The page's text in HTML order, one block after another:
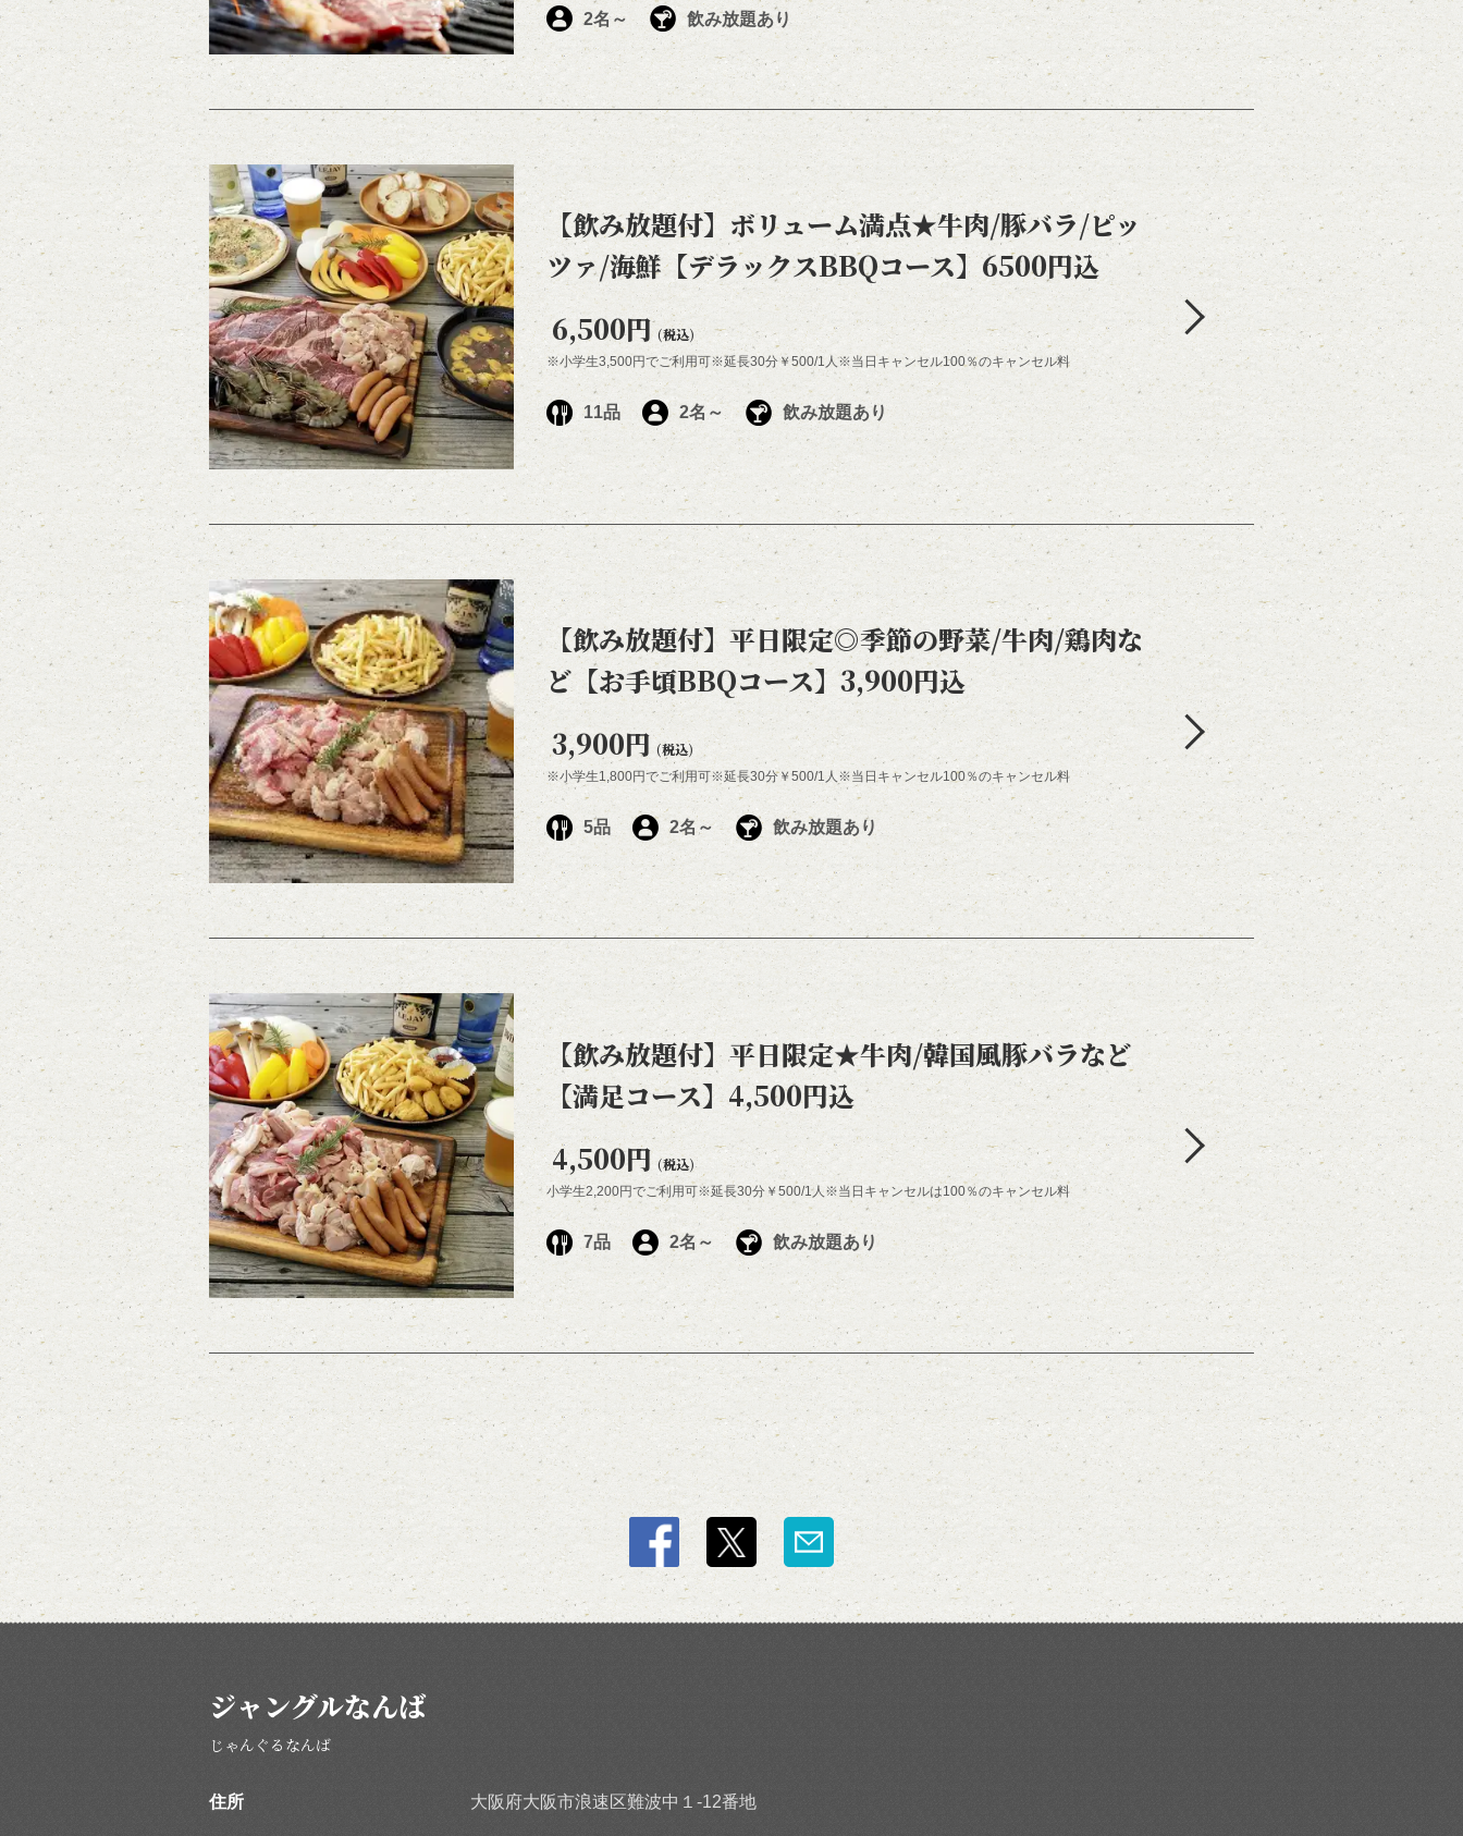
2名～ 飲み放題あり
【飲み放題付】ボリューム満点★牛肉/豚バラ/ピッ
ツァ/海鮮【デラックスBBQコース】6500円込
6,500円 (税込)
※小学生3,500円でご利用可※延長30分￥500/1人※当日キャンセル100％のキャンセル料
11品 2名～ 飲み放題あり
【飲み放題付】平日限定◎季節の野菜/牛肉/鶏肉な
ど【お手頃BBQコース】3,900円込
3,900円 (税込)
※小学生1,800円でご利用可※延長30分￥500/1人※当日キャンセル100％のキャンセル料
5品 2名～ 飲み放題あり
【飲み放題付】平日限定★牛肉/韓国風豚バラなど
【満足コース】4,500円込
4,500円 (税込)
小学生2,200円でご利用可※延長30分￥500/1人※当日キャンセルは100％のキャンセル料
7品 2名～ 飲み放題あり
ジャングルなんば
じゃんぐるなんば
住所 大阪府大阪市浪速区難波中１-12番地